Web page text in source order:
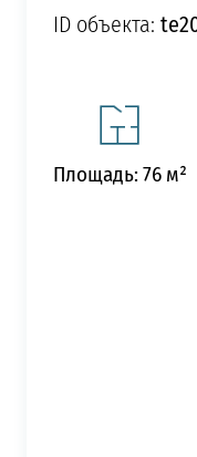
ID объекта:
Площадь: 76 м²